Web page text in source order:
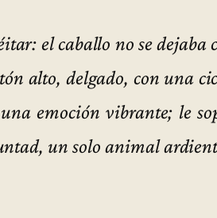
el caballo no se dejaba
alto, delgado, con una
emoción vibrante; le
un solo animal